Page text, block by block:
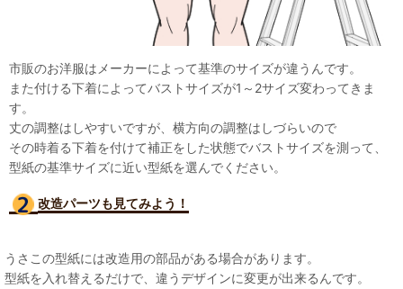
市販のお洋服はメーカーによって基準のサイズが違うんです。
また付ける下着によってバストサイズが1～2サイズ変わってきま
す。
丈の調整はしやすいですが、横方向の調整はしづらいので
その時着る下着を付けて補正をした状態でバストサイズを測って、
型紙の基準サイズに近い型紙を選んでください。
改造パーツも見てみよう！
うさこの型紙には改造用の部品がある場合があります。
型紙を入れ替えるだけで、違うデザインに変更が出来るんです。